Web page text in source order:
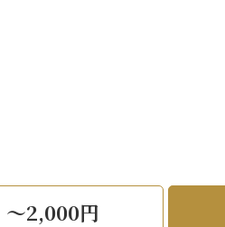
～2,000円